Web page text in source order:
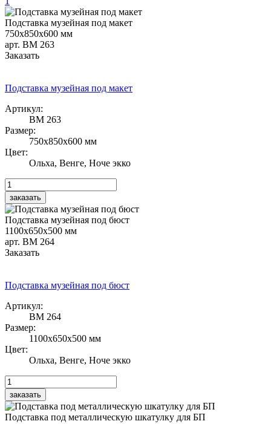
Подставка музейная под макет
750х850х600 мм
арт. ВМ 263
Заказать
Подставка музейная под макет
Артикул:
ВМ 263
Размер:
750х850х600 мм
Цвет:
Ольха, Венге, Ноче экко
Подставка музейная под бюст
1100х650х500 мм
арт. ВМ 264
Заказать
Подставка музейная под бюст
Артикул:
ВМ 264
Размер:
1100х650х500 мм
Цвет:
Ольха, Венге, Ноче экко
Подставка под металлическую шкатулку для БП